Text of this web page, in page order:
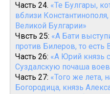
Часть 24. «Те Булгары,
вблизи
Великой Булгарии»
Чвсть 25: «А Бати
против Билеров, то есть
Часть 26: «А Юрий князь
Суздалскую почаша
Часть 27: «Того же лета,
Богородица, князь